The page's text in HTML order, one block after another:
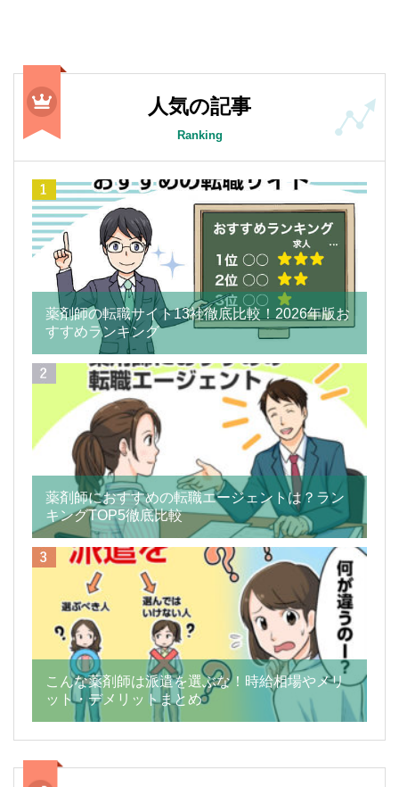
人気の記事
Ranking
薬剤師の転職サイト13社徹底比較！2026年版お
すすめランキング
薬剤師におすすめの転職エージェントは？ラン
キングTOP5徹底比較
こんな薬剤師は派遣を選ぶな！時給相場やメリ
ット・デメリットまとめ